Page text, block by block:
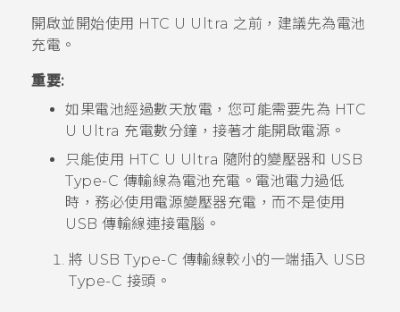
應用程式
支援服務
開啟並開始使用 HTC U Ultra 之前，建議先為電池
充電。
重要:
如果電池經過數天放電，您可能需要先為 HTC
U Ultra 充電數分鐘，接著才能開啟電源。
只能使用 HTC U Ultra 隨附的變壓器和 USB
Type-C 傳輸線為電池充電。電池電力過低
時，務必使用電源變壓器充電，而不是使用
USB 傳輸線連接電腦。
將 USB Type-C 傳輸線較小的一端插入 USB
Type-C 接頭。